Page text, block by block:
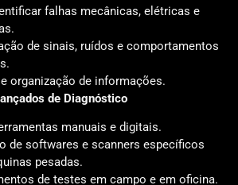
falhas mecânicas, elétricas e
de sinais, ruídos e comportamentos
organização de informações.
de Diagnóstico
manuais e digitais.
de softwares e scanners específicos
pesadas.
de testes em campo e em oficina.